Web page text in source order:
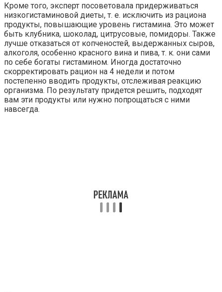
Кроме того, эксперт посоветовала придерживаться
низкогистаминовой диеты, т. е. исключить из рациона
продукты, повышающие уровень гистамина. Это может
быть клубника, шоколад, цитрусовые, помидоры. Также
лучше отказаться от копченостей, выдержанных сыров,
алкоголя, особенно красного вина и пива, т. к. они сами
по себе богаты гистамином. Иногда достаточно
скорректировать рацион на 4 недели и потом
постепенно вводить продукты, отслеживая реакцию
организма. По результату придется решить, подходят
вам эти продукты или нужно попрощаться с ними
навсегда.